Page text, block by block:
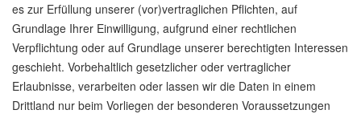
es zur Erfüllung unserer (vor)vertraglichen Pflichten, auf
Grundlage Ihrer Einwilligung, aufgrund einer rechtlichen
Verpflichtung oder auf Grundlage unserer berechtigten Interessen
geschieht. Vorbehaltlich gesetzlicher oder vertraglicher
Erlaubnisse, verarbeiten oder lassen wir die Daten in einem
Drittland nur beim Vorliegen der besonderen Voraussetzungen